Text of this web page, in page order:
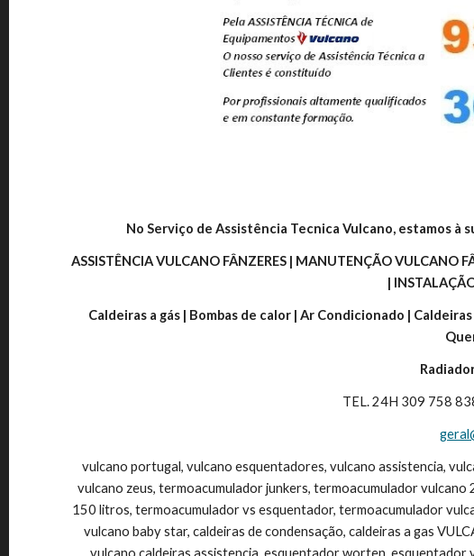
No Serviço de Assistência Tecnica Vulcano, estamos
ASSISTÊNCIA VULCANO FÂNZERES | MANUTENÇÃO VULCANO
|
Caldeiras a gás | Bombas de calor | Ar Condicionado |
TEL. 24H 309 758
vulcano portugal, vulcano esquentadores, vulcano assistencia,
vulcano zeus, termoacumulador junkers, termoacumulador
150 litros, termoacumulador vs esquentador, termoacumulador
vulcano baby star, caldeiras de condensação, caldeiras a gas
vulcano caldeiras assistencia, esquentador worten,